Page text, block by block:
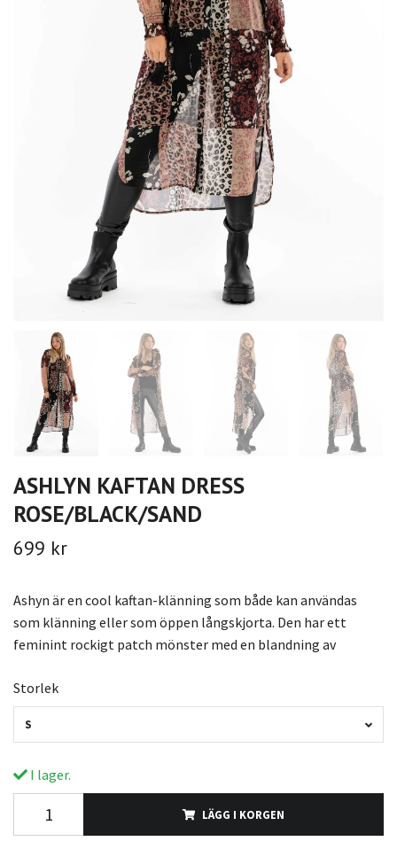
ASHLYN KAFTAN DRESS
ROSE/BLACK/SAND
699 kr
Ashyn är en cool kaftan-klänning som både kan användas
som klänning eller som öppen långskjorta. Den har ett
feminint rockigt patch mönster med en blandning av
Storlek
S
I lager.
LÄGG I KORGEN